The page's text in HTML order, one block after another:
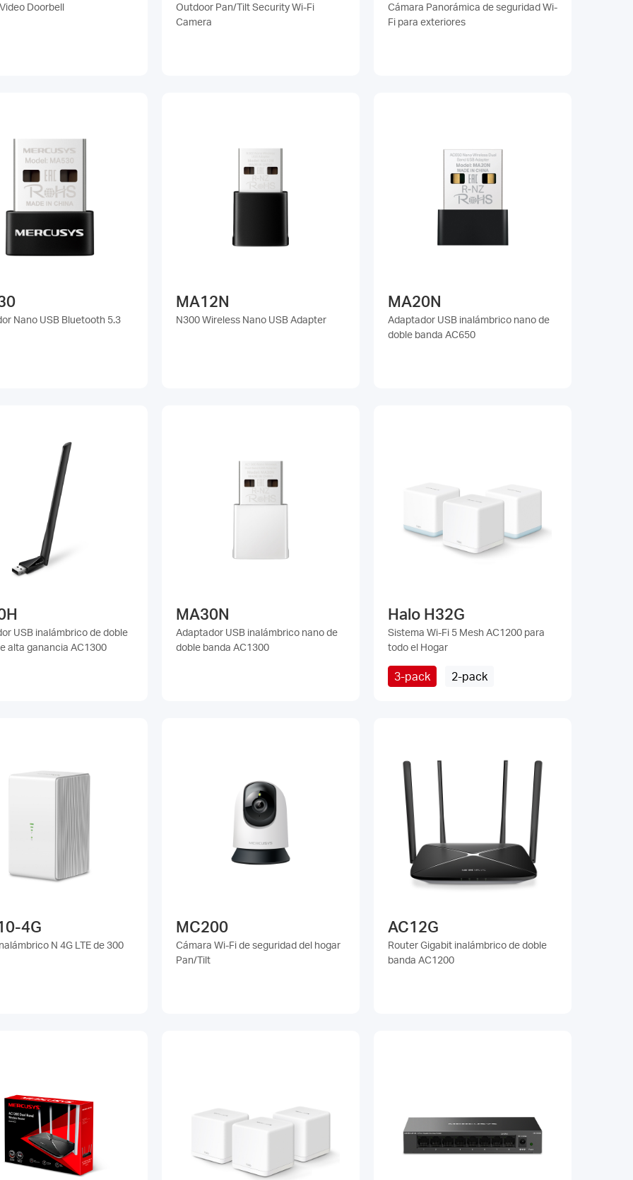
Doorbell
Outdoor Pan/Tilt Security Wi-Fi
Camera
Cámara Panorámica de seguridad Wi-
Fi para exteriores
Nano USB Bluetooth 5.3
MA12N
N300 Wireless Nano USB Adapter
MA20N
Adaptador USB inalámbrico nano de
doble banda AC650
USB inalámbrico de doble
alta ganancia AC1300
MA30N
Adaptador USB inalámbrico nano de
doble banda AC1300
Halo H32G
Sistema Wi-Fi 5 Mesh AC1200 para
todo el Hogar
3-pack 2-pack
4G
N 4G LTE de 300
MC200
Cámara Wi-Fi de seguridad del hogar
Pan/Tilt
AC12G
Router Gigabit inalámbrico de doble
banda AC1200